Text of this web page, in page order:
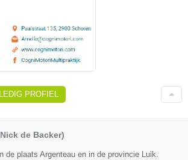
PROFIEL
de Backer)
de plaats Argenteau en in de provincie Luik.